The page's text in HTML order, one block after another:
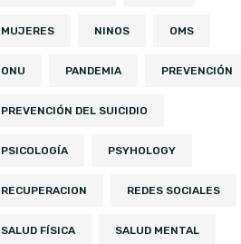
MUJERES NINOS OMS
ONU PANDEMIA PREVENCIÓN
PREVENCIÓN DEL SUICIDIO
PSICOLOGÍA PSYHOLOGY
RECUPERACION REDES SOCIALES
SALUD FÍSICA SALUD MENTAL